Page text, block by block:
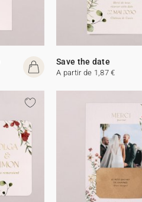
Save the date
A partir de 1,87 €